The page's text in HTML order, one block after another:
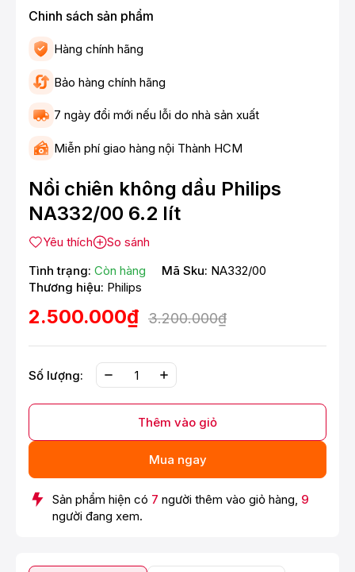
Chinh sách sản phẩm
Hàng chính hãng
Bảo hàng chính hãng
7 ngày đổi mới nếu lỗi do nhà sản xuất
Miễn phí giao hàng nội Thành HCM
Nồi chiên không dầu Philips
NA332/00 6.2 lít
Yêu thích
So sánh
Tình trạng: Còn hàng Mã Sku: NA332/00
Thương hiệu: Philips
2.500.000₫ 3.200.000₫
Số lượng:
Thêm vào giỏ
Mua ngay
Sản phẩm hiện có 7 người thêm vào giỏ hàng, 9
người đang xem.